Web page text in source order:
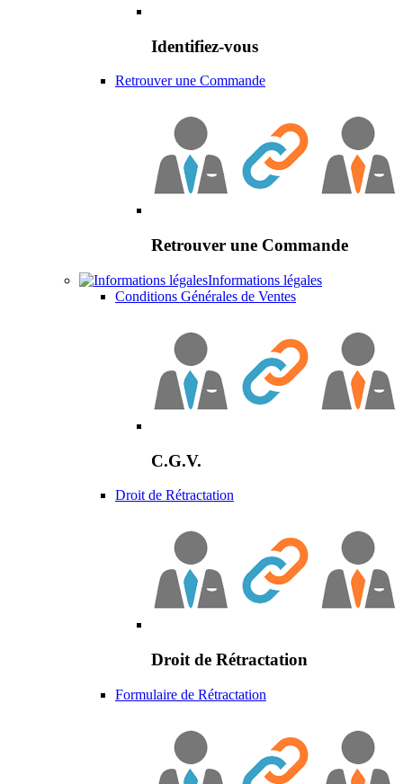
Identifiez-vous
Retrouver une Commande
Retrouver une Commande
Informations légales
Conditions Générales de Ventes
C.G.V.
Droit de Rétractation
Droit de Rétractation
Formulaire de Rétractation